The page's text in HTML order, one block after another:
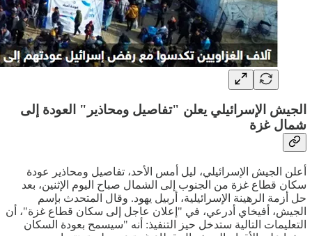
الجيش الإسرائيلي يعلن "تفاصيل ومحاذير" العودة إلى
شمال غزة
أعلن الجيش الإسرائيلي، ليل أمس الأحد، تفاصيل ومحاذير عودة
سكان قطاع غزة من الجنوب إلى الشمال صباح اليوم الإثنين، بعد
حل أزمة الرهينة الإسرائيلية، أربيل يهود. وقال المتحدث بإسم
الجيش، أفيخاي أدرعي، في "إعلان عاجل إلى سكان قطاع غزة"، أن
التعليمات التالية ستدخل حيز التنفيذ: أنه "سيسمح بعودة السكان